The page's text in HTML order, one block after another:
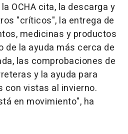
OCHA cita, la descarga y
"críticos", la entrega de
medicinas y productos
de la ayuda más cerca de
las comprobaciones de
y la ayuda para
vistas al invierno.
en movimiento", ha